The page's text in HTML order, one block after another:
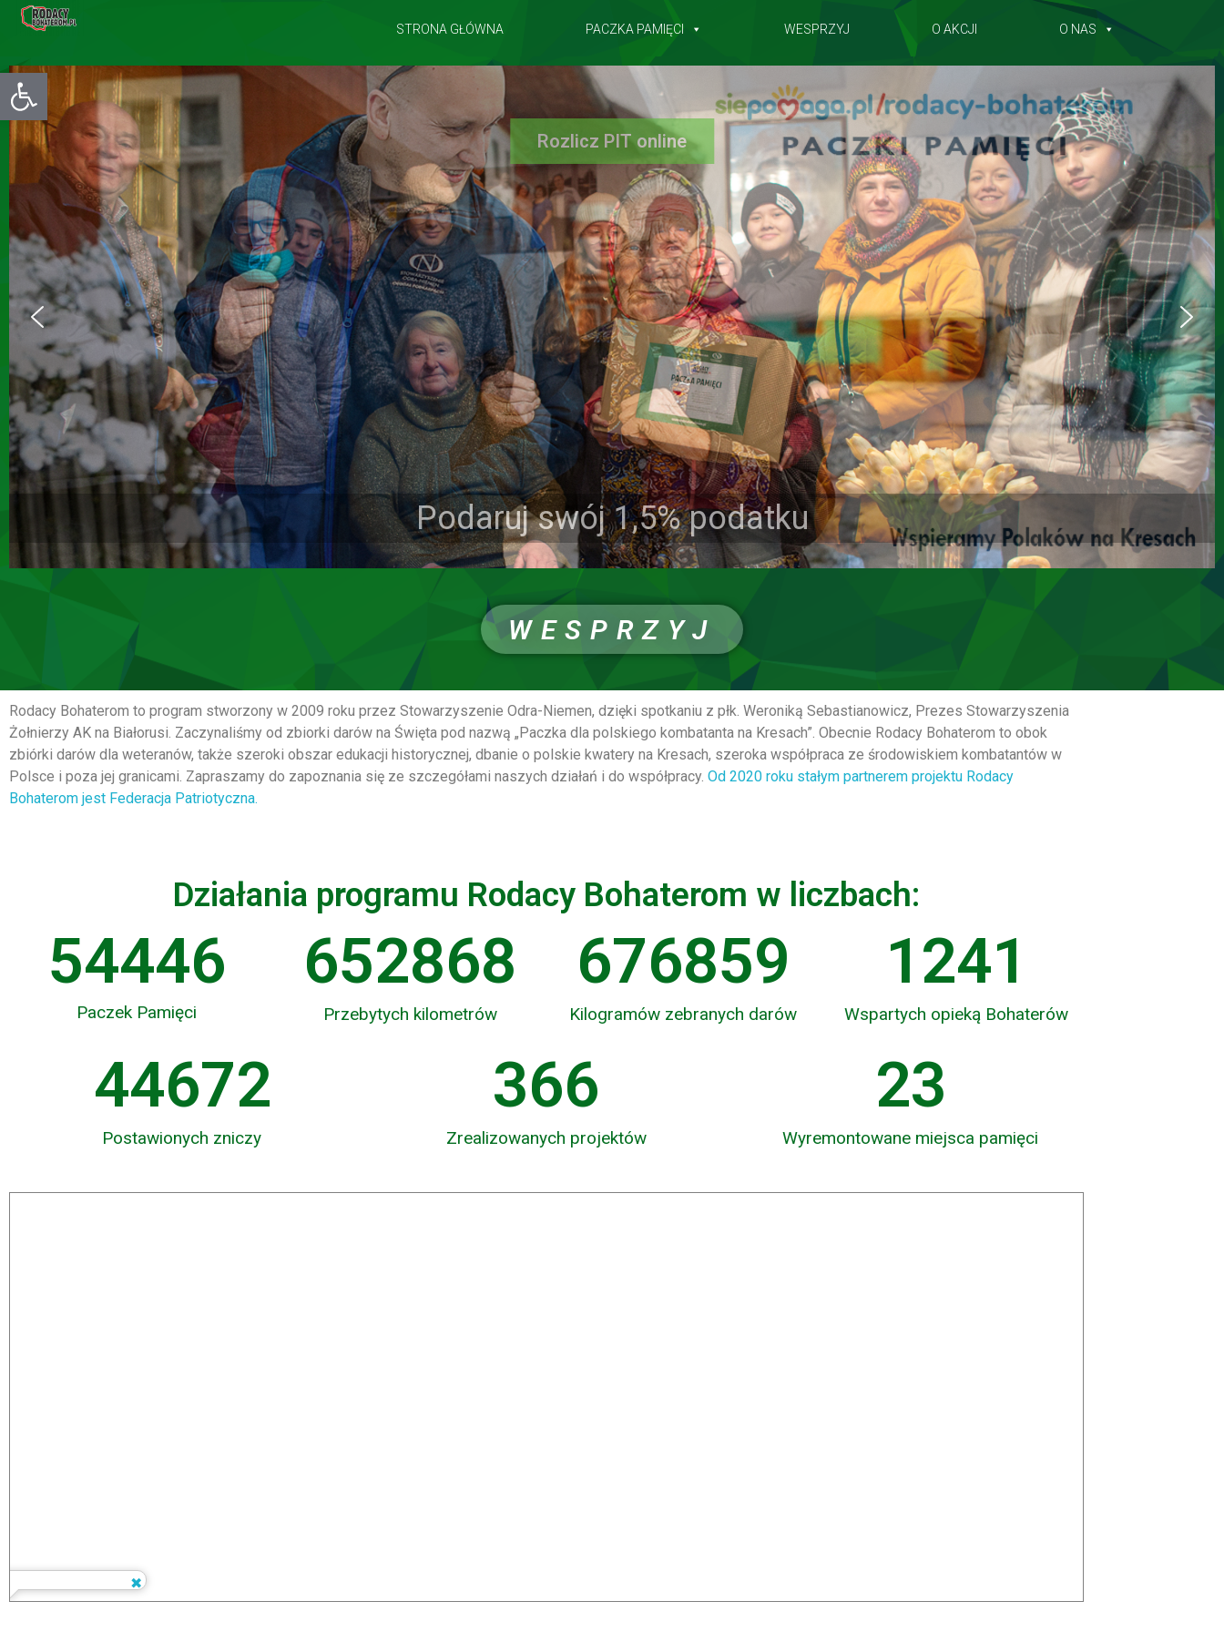
Otwórz pasek narzędzi
STRONA GŁÓWNA PACZKA PAMIĘCI WESPRZYJ O AKCJI O NAS
WESPRZYJ
Rodacy Bohaterom to program stworzony w 2009 roku przez Stowarzyszenie Odra-Niemen, dzięki spotkaniu z płk. Weroniką Sebastianowicz, Prezes Stowarzyszenia
Żołnierzy AK na Białorusi. Zaczynaliśmy od zbiorki darów na Święta pod nazwą „Paczka dla polskiego kombatanta na Kresach”. Obecnie Rodacy Bohaterom to obok
zbiórki darów dla weteranów, także szeroki obszar edukacji historycznej, dbanie o polskie kwatery na Kresach, szeroka współpraca ze środowiskiem kombatantów w
Polsce i poza jej granicami. Zapraszamy do zapoznania się ze szczegółami naszych działań i do współpracy. Od 2020 roku stałym partnerem projektu Rodacy
Bohaterom jest Federacja Patriotyczna.
Działania programu Rodacy Bohaterom w liczbach:
Paczek Pamięci
54446
Przebytych kilometrów
652868
Kilogramów zebranych darów
676859
Wspartych opieką Bohaterów
1241
Postawionych zniczy
47556
Zrealizowanych projektów
390
Wyremontowane miejsca pamięci
25